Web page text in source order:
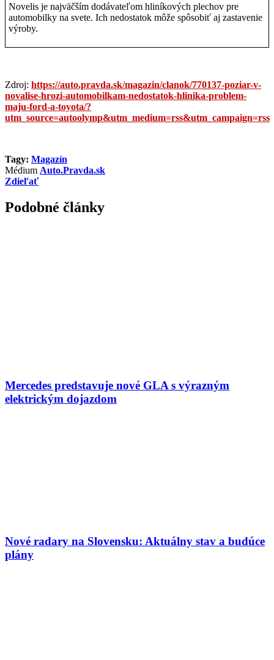
Novelis je najväčším dodávateľom hliníkových plechov pre
automobilky na svete. Ich nedostatok môže spôsobiť aj zastavenie
výroby.
Zdroj: https://auto.pravda.sk/magazin/clanok/770137-poziar-v-
novalise-hrozi-automobilkam-nedostatok-hlinika-problem-
maju-ford-a-toyota/?
utm_source=autoolymp&utm_medium=rss&utm_campaign=rss
Tagy: Magazín
Médium Auto.Pravda.sk
Zdieľať
Podobné články
Mercedes predstavuje nové GLA s výrazným
elektrickým dojazdom
Nové radary na Slovensku: Aktuálny stav a budúce
plány